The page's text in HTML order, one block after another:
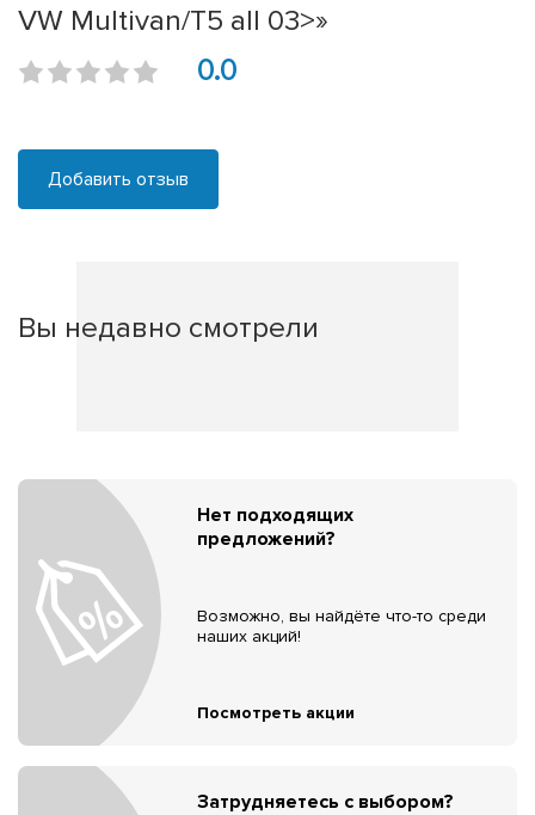
VW Multivan/T5 all 03>»
0.0
Добавить отзыв
Вы недавно смотрели
Нет подходящих
предложений?
Возможно, вы найдёте что-то среди
наших акций!
Посмотреть акции
Затрудняетесь с выбором?